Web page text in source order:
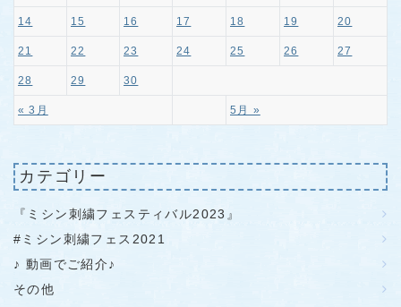
« 3月 5月 »
14 15 16 17 18 19 20
21 22 23 24 25 26 27
28 29 30
カテゴリー
『ミシン刺繍フェスティバル2023』
#ミシン刺繍フェス2021
♪ 動画でご紹介♪
その他